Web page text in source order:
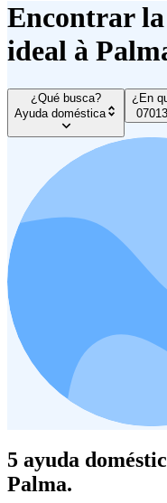
Encontrar
ideal à
¿Qué busca?
Ayuda doméstica
¿En
5 ayuda
Palma.